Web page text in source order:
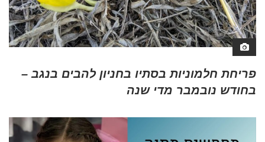
פריחת חלמוניות בסתיו בחניון להבים בנגב –
בחודש נובמבר מדי שנה